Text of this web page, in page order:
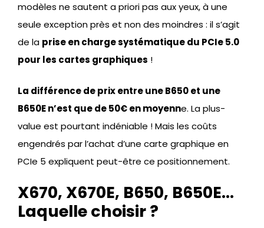
modèles ne sautent a priori pas aux yeux, à une
seule exception près et non des moindres : il s’agit
de la prise en charge systématique du PCIe 5.0
pour les cartes graphiques !
La différence de prix entre une B650 et une
B650E n’est que de 50€ en moyenne. La plus-
value est pourtant indéniable ! Mais les coûts
engendrés par l’achat d’une carte graphique en
PCIe 5 expliquent peut-être ce positionnement.
X670, X670E, B650, B650E…
Laquelle choisir ?